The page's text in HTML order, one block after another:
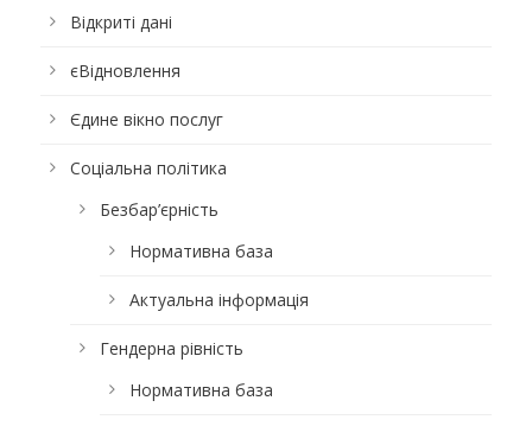
Відкриті дані
єВідновлення
Єдине вікно послуг
Соціальна політика
Безбар’єрність
Нормативна база
Актуальна інформація
Гендерна рівність
Нормативна база